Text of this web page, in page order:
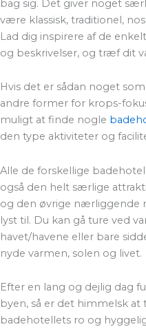
bag sig. Det giver noget
være klassisk, traditionel,
Lad dig inspirere af de
og beskrivelser, og træf dit
Hvis det er sådan noget
andre former for krops-
muligt at finde nogle
den type aktiviteter og
Alle de forskellige
også den helt særlige
og den øvrige nærliggende
lyst til. Du kan gå ture ved
havet/havene eller bare
nyde varmen, solen og livet.
Efter en lang og dejlig dag
byen, så er det himmelsk
badehotellets ro og